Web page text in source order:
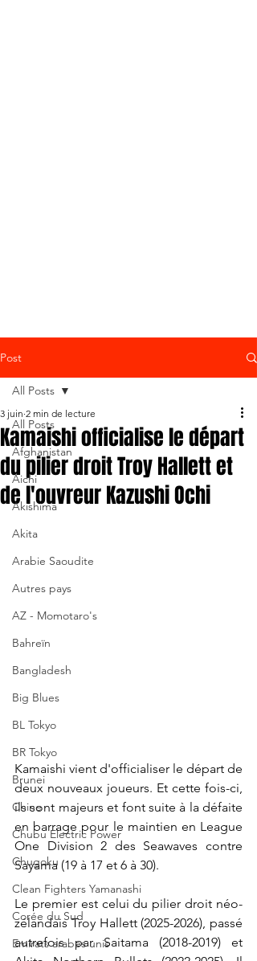
Post
All Posts
Afghanistan
Aichi
Akishima
Akita
Arabie Saoudite
Autres pays
AZ - Momotaro's
Bahreïn
Bangladesh
Big Blues
BL Tokyo
BR Tokyo
Brunei
Chine
Chubu Electric Power
Chugoku
Clean Fighters Yamanashi
Corée du Sud
Emirats arabes unis
All Posts
Kamaishi officialise le départ
du pilier droit Troy Hallett et
de l'ouvreur Kazushi Ochi
3 juin 2 min de lecture
Kamaishi vient d'officialiser le départ de
deux nouveaux joueurs. Et cette fois-ci,
ils sont majeurs et font suite à la défaite
en barrage pour le maintien en League
One Division 2 des Seawaves contre
Sayama (19 à 17 et 6 à 30).
Le premier est celui du pilier droit néo-
zélandais Troy Hallett (2025-2026), passé
autrefois par Saitama (2018-2019) et